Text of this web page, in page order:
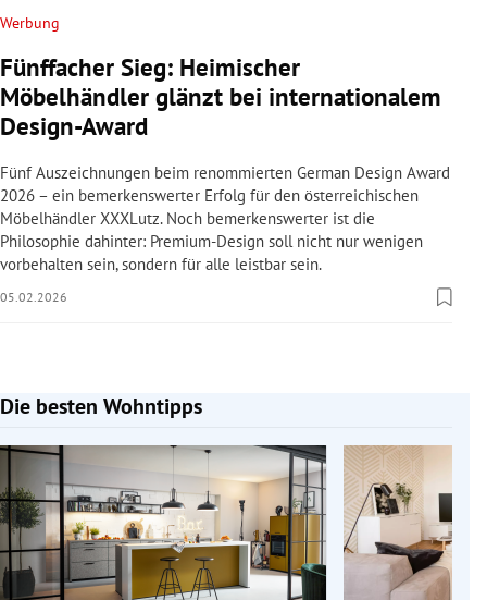
Werbung
Fünffacher Sieg: Heimischer
Möbelhändler glänzt bei internationalem
Design-Award
Fünf Auszeichnungen beim renommierten German Design Award
2026 – ein bemerkenswerter Erfolg für den österreichischen
Möbelhändler XXXLutz. Noch bemerkenswerter ist die
Philosophie dahinter: Premium-Design soll nicht nur wenigen
vorbehalten sein, sondern für alle leistbar sein.
05.02.2026
Die besten Wohntipps
Slide 1 von 10